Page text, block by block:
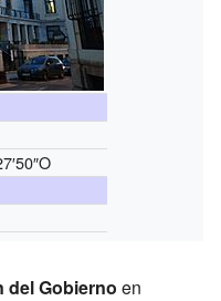
del Gobierno en